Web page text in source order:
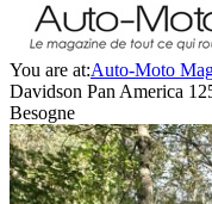
You are at:Auto-Moto
Davidson Pan America
Besogne